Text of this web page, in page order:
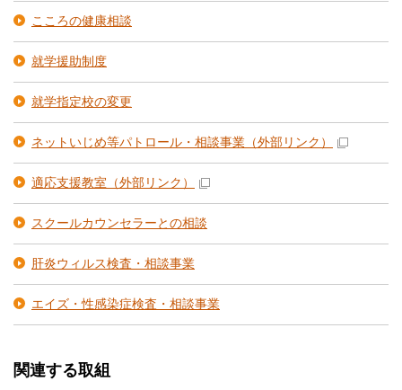
こころの健康相談
就学援助制度
就学指定校の変更
ネットいじめ等パトロール・相談事業 （外部リンク）
適応支援教室 （外部リンク）
スクールカウンセラーとの相談
肝炎ウィルス検査・相談事業
エイズ・性感染症検査・相談事業
関連する取組